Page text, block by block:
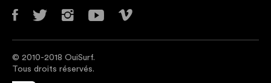
© 2010-2018 OuiSurf.
Tous droits réservés.